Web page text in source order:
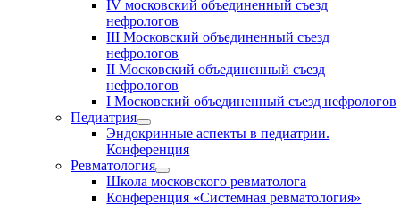
IV московский объединенный съезд
нефрологов
III Московский объединенный съезд
нефрологов
II Московский объединенный съезд
нефрологов
I Московский объединенный съезд нефрологов
Педиатрия
Эндокринные аспекты в педиатрии.
Конференция
Ревматология
Школа московского ревматолога
Конференция «Системная ревматология»